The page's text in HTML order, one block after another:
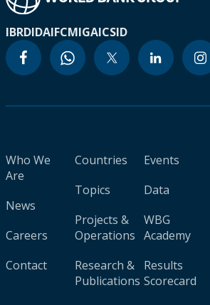
IBRDIDAIFCMIGAICSID
Who We
Are
News
Careers
Contact
Countries
Topics
Projects &
Operations
Research &
Publications
Events
Data
WBG
Academy
Results
Scorecard